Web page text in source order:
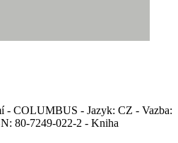
- COLUMBUS - Jazyk: CZ - Vazba:
80-7249-022-2 - Kniha